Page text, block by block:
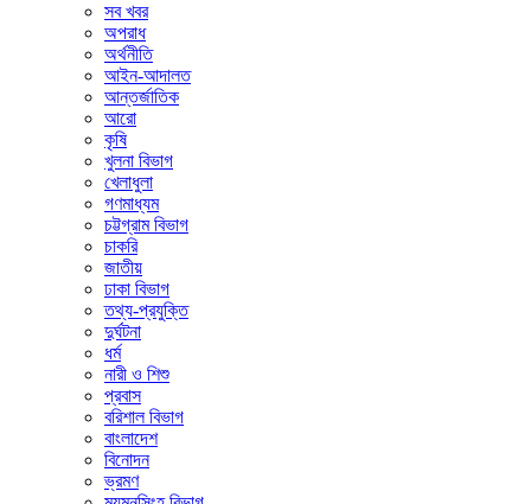
সব খবর
অপরাধ
অর্থনীতি
আইন-আদালত
আন্তর্জাতিক
আরো
কৃষি
খুলনা বিভাগ
খেলাধুলা
গণমাধ্যম
চট্টগ্রাম বিভাগ
চাকরি
জাতীয়
ঢাকা বিভাগ
তথ্য-প্রযুক্তি
দুর্ঘটনা
ধর্ম
নারী ও শিশু
প্রবাস
বরিশাল বিভাগ
বাংলাদেশ
বিনোদন
ভ্রমণ